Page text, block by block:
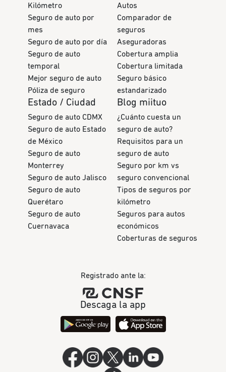
Kilómetro
Seguro de auto por
mes
Seguro de auto por día
Seguro de auto
temporal
Mejor seguro de auto
Póliza de seguro
Autos
Comparador de
seguros
Aseguradoras
Cobertura amplia
Cobertura limitada
Seguro básico
estandarizado
Estado / Ciudad
Seguro de auto CDMX
Seguro de auto Estado
de México
Seguro de auto
Monterrey
Seguro de auto Jalisco
Seguro de auto
Querétaro
Seguro de auto
Cuernavaca
Blog miituo
¿Cuánto cuesta un
seguro de auto?
Requisitos para un
seguro de auto
Seguro por km vs
seguro convencional
Tipos de seguros por
kilómetro
Seguros para autos
económicos
Coberturas de seguros
Registrado ante la:
Descaga la app